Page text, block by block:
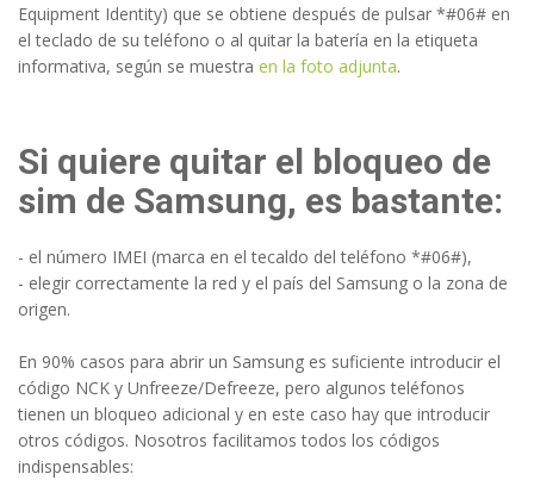
Equipment Identity) que se obtiene después de pulsar *#06# en
el teclado de su teléfono o al quitar la batería en la etiqueta
informativa, según se muestra en la foto adjunta.
Si quiere quitar el bloqueo de
sim de Samsung, es bastante:
- el número IMEI (marca en el tecaldo del teléfono *#06#),
- elegir correctamente la red y el país del Samsung o la zona de
origen.
En 90% casos para abrir un Samsung es suficiente introducir el
código NCK y Unfreeze/Defreeze, pero algunos teléfonos
tienen un bloqueo adicional y en este caso hay que introducir
otros códigos. Nosotros facilitamos todos los códigos
indispensables: